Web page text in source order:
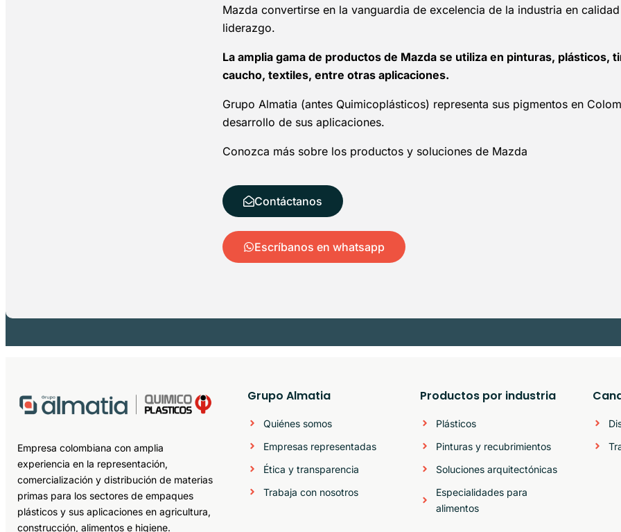
Mazda convertirse en la vanguardia de excelencia de la industria en
liderazgo.
La amplia gama de productos de Mazda se utiliza en pinturas, plásticos,
caucho, textiles, entre otras aplicaciones.
Grupo Almatia (antes Quimicoplásticos) representa sus pigmentos en
desarrollo de sus aplicaciones.
Conozca más sobre los productos y soluciones de Mazda
Contáctanos
Escríbanos en whatsapp
Empresa colombiana con amplia
experiencia en la representación,
comercialización y distribución de materias
primas para los sectores de empaques
plásticos y sus aplicaciones en agricultura,
construcción, alimentos e higiene.
Grupo Almatia
Quiénes somos
Empresas representadas
Ética y transparencia
Trabaja con nosotros
Productos por industria
Plásticos
Pinturas y recubrimientos
Soluciones arquitectónicas
Especialidades para
alimentos